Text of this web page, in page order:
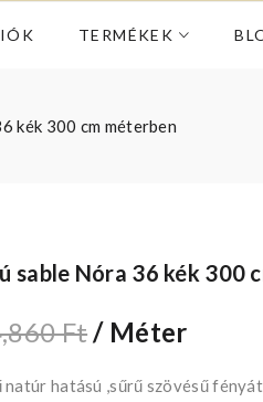
TERMÉKEK
kék 300 cm méterben
sable Nóra 36 kék 300
Ft / Méter
natúr hatású ,sűrű szövésű